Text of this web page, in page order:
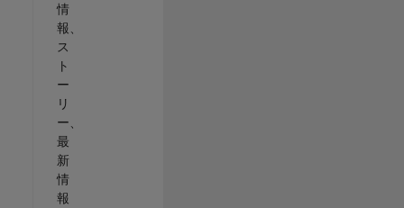
情
報、
ス
ト
ー
リ
ー、
最
新
情
報